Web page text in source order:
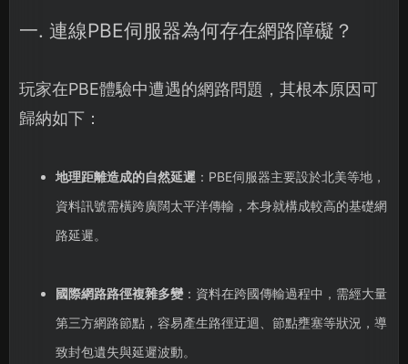
一. 連線PBE伺服器為何存在網路障礙？
玩家在PBE體驗中遭遇的網路問題，其根本原因可
歸納如下：
地理距離造成的自然延遲：PBE伺服器主要設於北美等地，
資料訊號需橫跨廣闊太平洋傳輸，本身就構成較高的基礎網
路延遲。
國際網路路徑複雜多變：資料在跨國傳輸過程中，需經大量
第三方網路節點，容易產生路徑迂迴、節點壅塞等狀況，導
致封包遺失與延遲波動。